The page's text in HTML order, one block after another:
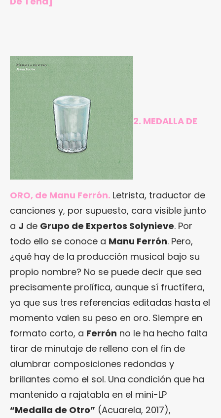
2. MEDALLA DE
ORO, de Manu Ferrón. Letrista, traductor de
canciones y, por supuesto, cara visible junto
a J de Grupo de Expertos Solynieve. Por
todo ello se conoce a Manu Ferrón. Pero,
¿qué hay de la producción musical bajo su
propio nombre? No se puede decir que sea
precisamente prolífica, aunque sí fructífera,
ya que sus tres referencias editadas hasta el
momento valen su peso en oro. Siempre en
formato corto, a Ferrón no le ha hecho falta
tirar de minutaje de relleno con el fin de
alumbrar composiciones redondas y
brillantes como el sol. Una condición que ha
mantenido a rajatabla en el mini-LP
“Medalla de Otro” (Acuarela, 2017),